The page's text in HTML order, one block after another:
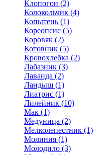
Клопогон (2)
Колокольчик (4)
Копытень (1)
Кореопсис (5)
Коровяк (2)
Котовник (5)
Кровохлебка (2)
Лабазник (3)
Лаванда (2)
Ландыш (1)
Лиатрис (1)
Лилейник (10)
Мак (1)
Медуница (2)
Мелколепестник (1)
Молиния (1)
Молодило (3)